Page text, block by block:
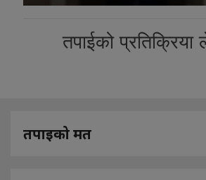
तपाईको प्रतिक्रिया
तपाइको मत